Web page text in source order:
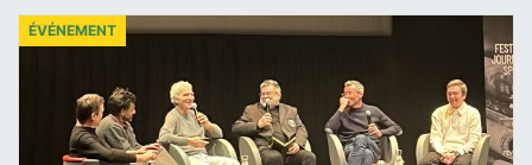
ÉVÉNEMENT